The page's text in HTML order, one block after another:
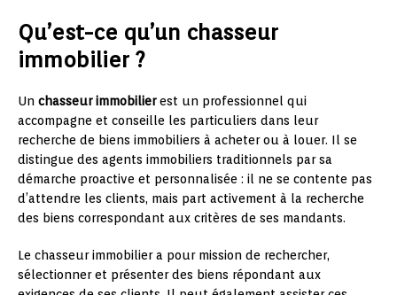
Qu’est-ce qu’un chasseur
immobilier ?
Un chasseur immobilierest un professionnel qui
accompagne et conseille les particuliers dans leur
recherche de biens immobiliers à acheter ou à louer. Il se
distingue des agents immobiliers traditionnels par sa
démarche proactive et personnalisée : il ne se contente pas
d’attendre les clients, mais part activement à la recherche
des biens correspondant aux critères de ses mandants.
Le chasseur immobilier a pour mission de rechercher,
sélectionner et présenter des biens répondant aux